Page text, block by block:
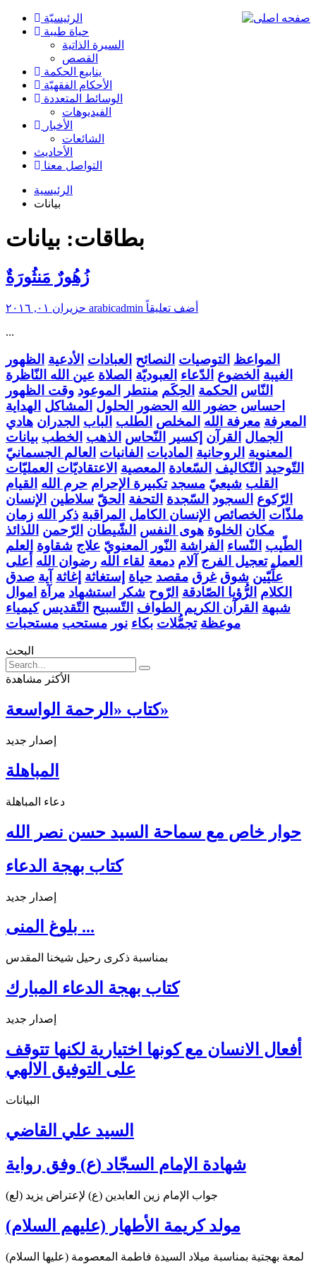
الرئیسیّة
حياة طيبة
السيرة الذاتية
القصص
ينابيع الحكمة
الأحکام الفقهیّة
الوسائط المتعددة
الفیدیوهات
الأخبار
الشائعات
الأحادیث
التواصل معنا
الرئيسية
بيانات
بطاقات: بيانات
زُهُورٌ مَنثُورَةٌ
arabicadmin أضف تعليقاً
...
المواعظ التوصيات النصائح العبادات الأدعية الظهور
الغيبة الخضوع الدّعاء العبوديّة الصلاة عين الله النّاظرة
النّاس الحكمة الحِكَم منتطر الموعود وقت الظهور
احساس حضور الله الحضور الحلول المشاكل الهداية
المعرفة معرفة الله المخلص الطلب الباب الجدران هادي
الجمال القرآن إكسير النّحاس الذهب الخطب بيانات
المعنوية الروحانية الماديات الفانيات العالم الجسمانيّ
التّوحيد التّكاليف السّعادة المعصية الاعتقاديّات العمليّات
القلب شيعيّ مسجد تكبيرة الإحرام حرم الله القيام
الرّكوع السجود السّجدة التحفة الحقّ سلاطين الإنسان
ملذّات الخصائص الإنسان الكامل المراقبة ذكر الله زمان
مكان الخلوة هوى النفس الشّيطان الرّحمن اللذائذ
الطّيب النّساء الفراشة النّور المعنويّ علاج شقاوة العلم
العمل تعجيل الفرج آلام دمعة لقاء الله رضوان الله أعلى
علِّيّين شوق غرق مقصد حياة إستغاثة إغاثة آية صدق
الكلام الرُّؤيا الصّادقة الرّوح شكر استشهاد مرآة اموال
شبهة القرآن الكريم الطواف التّسبيح التّقديس كيمياء
موعظة تجمُّلات بكاء نور مستحب مستحبات
البحث
الأكثر مشاهدة
كتاب «الرحمة الواسعة»
إصدار جديد
المباهلة
دعاء المباهلة
حوار خاص مع سماحة السيد حسن نصر الله
كتاب بهجة الدعاء
إصدار جديد
بلوغ المنى ...
بمناسبة ذكرى رحيل شيخنا المقدس
كتاب بهجة الدعاء المبارك
إصدار جديد
أفعال الانسان مع كونها اختيارية لكنها تتوقف
على التوفيق الالهي
البيانات
السيد علي القاضي
شهادة الإمام السجّاد (ع) وفق رواية
جواب الإمام زين العابدين (ع) لإعتراض يزيد (لع)
مولد كريمة الأطهار (عليهم السلام)
لمعة بهجتية بمناسبة ميلاد السيدة فاطمة المعصومة (عليها السلام)